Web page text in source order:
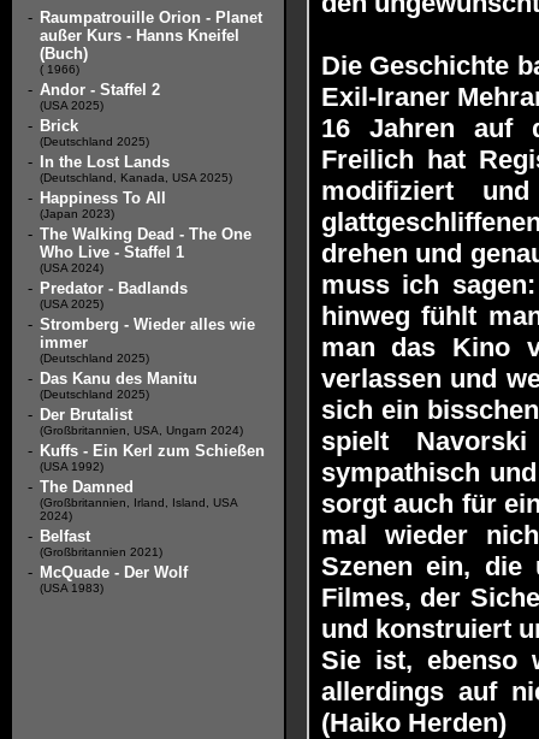
- Raumpatrouille Orion - Planet
außer Kurs - Hanns Kneifel
(Buch)
( 1966)
- Andor - Staffel 2
(USA 2025)
- Brick
(Deutschland 2025)
- In the Lost Lands
(Deutschland, Kanada, USA 2025)
- Happiness To All
(Japan 2023)
- The Walking Dead - The One
Who Live - Staffel 1
(USA 2024)
- Predator - Badlands
(USA 2025)
- Stromberg - Wieder alles wie
immer
(Deutschland 2025)
- Das Kanu des Manitu
(Deutschland 2025)
- Der Brutalist
(Großbritannien, USA, Ungarn 2024)
- Kuffs - Ein Kerl zum Schießen
(USA 1992)
- The Damned
(Großbritannien, Irland, Island, USA
2024)
- Belfast
(Großbritannien 2021)
- McQuade - Der Wolf
(USA 1983)
Die Geschichte
Exil-Iraner
16 Jahren auf
Freilich hat
modifiziert
drehen und
muss ich
hinweg fühlt
man das Kino
verlassen und
sich ein
spielt
sympathisch
sorgt auch für
mal wieder
Szenen ein, die
Filmes, der
und konstruiert
Sie ist, ebenso
allerdings auf
(Haiko Herden)